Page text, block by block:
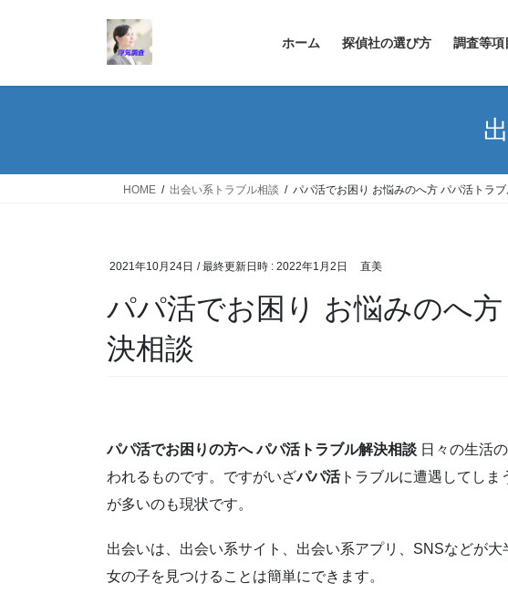
ホーム 探偵社の選び方 調査等項
HOME 出会い系トラブル相談 パパ活でお困り お悩みのへ方 パパ活トラ
2021年10月24日 / 最終更新日時 : 2022年1月2日 直美
パパ活でお困り お悩みのへ
決相談
パパ活でお困りの方へ パパ活トラブル解決相談 日々の生活
われるものです。ですがいざパパ活トラブルに遭遇してしま
が多いのも現状です。
出会いは、出会い系サイト、出会い系アプリ、SNSなどが
女の子を見つけることは簡単にできます。